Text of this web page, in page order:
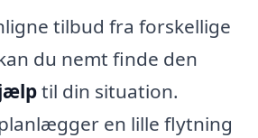
tilbud fra forskellige
du nemt finde den
til din situation.
en lille flytning